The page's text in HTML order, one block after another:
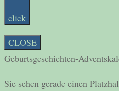
click
CLOSE
Geburtsgeschichten-
Sie sehen gerade einen